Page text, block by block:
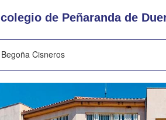
de Peñaranda de
Begoña Cisneros